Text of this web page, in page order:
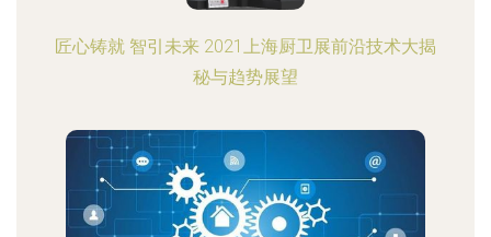
匠心铸就 智引未来 2021上海厨卫展前沿技术大揭
秘与趋势展望